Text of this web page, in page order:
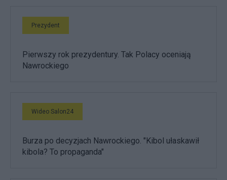
Prezydent
Pierwszy rok prezydentury. Tak Polacy oceniają
Nawrockiego
Wideo Salon24
Burza po decyzjach Nawrockiego. "Kibol ułaskawił
kibola? To propaganda"